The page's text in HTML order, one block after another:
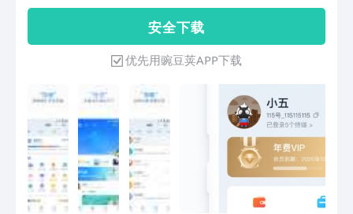
创新功能全方位满足你的使用体验。
管理、兴趣社交、生活服务等功能。
【存储】——个人数据中心 提供文
件、设备、密档、记录等一系列智能高效
的数据存储、记录管理服务，海量空间轻
松存储一生数据，并可随时随地查看和管
理各终端的个人数据。 【社交】——
互动社交平台 提供江湖、社区等多元
化的个人展示及兴趣社交服务，随时分享
动态，传播新鲜热点资讯，还可便捷建立
企业网站、个人博客、主题论坛、地方门
户、知识百科等多种形式的主题社
区。 【生活】——生活服务中心
安 全 下 载
优先用豌豆荚APP下载